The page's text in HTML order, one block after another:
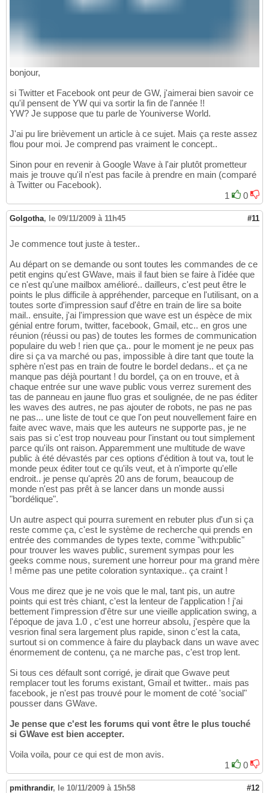
bonjour,
si Twitter et Facebook ont peur de GW, j'aimerai bien savoir ce
qu'il pensent de YW qui va sortir la fin de l'année !!
YW? Je suppose que tu parle de Youniverse World.
J'ai pu lire brièvement un article à ce sujet. Mais ça reste assez
flou pour moi. Je comprend pas vraiment le concept..
Sinon pour en revenir à Google Wave à l'air plutôt prometteur
mais je trouve qu'il n'est pas facile à prendre en main (comparé
à Twitter ou Facebook).
1
0
Golgotha, le 09/11/2009 à 11h45 #11
Je commence tout juste à tester..
Au départ on se demande ou sont toutes les commandes de ce
petit engins qu'est GWave, mais il faut bien se faire à l'idée que
ce n'est qu'une mailbox amélioré.. dailleurs, c'est peut être le
points le plus difficile à appréhender, parceque en l'utilisant, on a
toutes sorte d'impression sauf d'être en train de lire sa boite
mail.. ensuite, j'ai l'impression que wave est un éspèce de mix
génial entre forum, twitter, facebook, Gmail, etc.. en gros une
réunion (réussi ou pas) de toutes les formes de communication
populaire du web ! rien que ça.. pour le moment je ne peux pas
dire si ça va marché ou pas, impossible à dire tant que toute la
sphère n'est pas en train de foutre le bordel dedans.. et ça ne
manque pas déjà pourtant ! du bordel, ça on en trouve, et à
chaque entrée sur une wave public vous verrez surement des
tas de panneau en jaune fluo gras et soulignée, de ne pas éditer
les waves des autres, ne pas ajouter de robots, ne pas ne pas
ne pas... une liste de tout ce que l'on peut nouvellement faire en
faite avec wave, mais que les auteurs ne supporte pas, je ne
sais pas si c'est trop nouveau pour l'instant ou tout simplement
parce qu'ils ont raison. Apparemment une multitude de wave
public à été dévastés par ces options d'édition à tout va, tout le
monde peux éditer tout ce qu'ils veut, et à n'importe qu'elle
endroit.. je pense qu'après 20 ans de forum, beaucoup de
monde n'est pas prêt à se lancer dans un monde aussi
"bordélique".
Un autre aspect qui pourra surement en rebuter plus d'un si ça
reste comme ça, c'est le système de recherche qui prends en
entrée des commandes de types texte, comme "with:public"
pour trouver les waves public, surement sympas pour les
geeks comme nous, surement une horreur pour ma grand mère
! même pas une petite coloration syntaxique.. ça craint !
Vous me direz que je ne vois que le mal, tant pis, un autre
points qui est très chiant, c'est la lenteur de l'application ! j'ai
bettement l'impression d'être sur une vieille application swing, a
l'époque de java 1.0 , c'est une horreur absolu, j'espère que la
vesrion final sera largement plus rapide, sinon c'est la cata,
surtout si on commence à faire du playback dans un wave avec
énormement de contenu, ça ne marche pas, c'est trop lent.
Si tous ces défault sont corrigé, je dirait que Gwave peut
remplacer tout les forums existant, Gmail et twitter.. mais pas
facebook, je n'est pas trouvé pour le moment de coté 'social"
pousser dans GWave.
Je pense que c'est les forums qui vont être le plus touché
si GWave est bien accepter.
Voila voila, pour ce qui est de mon avis.
1
0
pmithrandir, le 10/11/2009 à 15h58 #12